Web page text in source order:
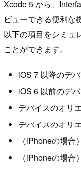
Xcode 5 から、
ビューできる便利な
以下の項目をシミュ
ことができます。
iOS 7 以降のデ
iOS 6 以前のデ
デバイスのオリ
デバイスのオリ
（iPhoneの場
（iPhoneの場